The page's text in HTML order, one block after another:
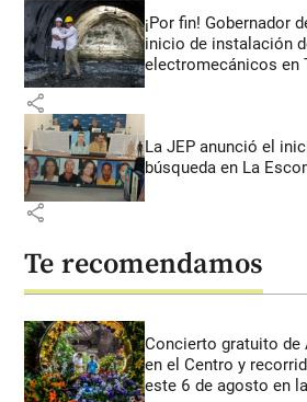
¡Por fin! Gobernador
inicio de instalación
electromecánicos en
share
La JEP anunció el
búsqueda en La
share
Te recomendamos
Concierto gratuito de
en el Centro y
este 6 de agosto en